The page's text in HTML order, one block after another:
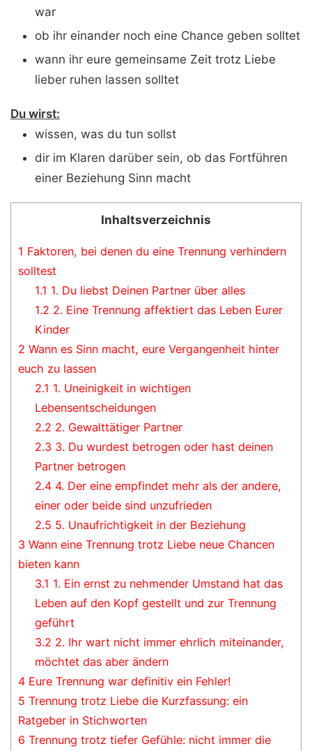
war
ob ihr einander noch eine Chance geben solltet
wann ihr eure gemeinsame Zeit trotz Liebe
lieber ruhen lassen solltet
Du wirst:
wissen, was du tun sollst
dir im Klaren darüber sein, ob das Fortführen
einer Beziehung Sinn macht
Inhaltsverzeichnis
1 Faktoren, bei denen du eine Trennung verhindern
solltest
1.1 1. Du liebst Deinen Partner über alles
1.2 2. Eine Trennung affektiert das Leben Eurer
Kinder
2 Wann es Sinn macht, eure Vergangenheit hinter
euch zu lassen
2.1 1. Uneinigkeit in wichtigen
Lebensentscheidungen
2.2 2. Gewalttätiger Partner
2.3 3. Du wurdest betrogen oder hast deinen
Partner betrogen
2.4 4. Der eine empfindet mehr als der andere,
einer oder beide sind unzufrieden
2.5 5. Unaufrichtigkeit in der Beziehung
3 Wann eine Trennung trotz Liebe neue Chancen
bieten kann
3.1 1. Ein ernst zu nehmender Umstand hat das
Leben auf den Kopf gestellt und zur Trennung
geführt
3.2 2. Ihr wart nicht immer ehrlich miteinander,
möchtet das aber ändern
4 Eure Trennung war definitiv ein Fehler!
5 Trennung trotz Liebe die Kurzfassung: ein
Ratgeber in Stichworten
6 Trennung trotz tiefer Gefühle: nicht immer die